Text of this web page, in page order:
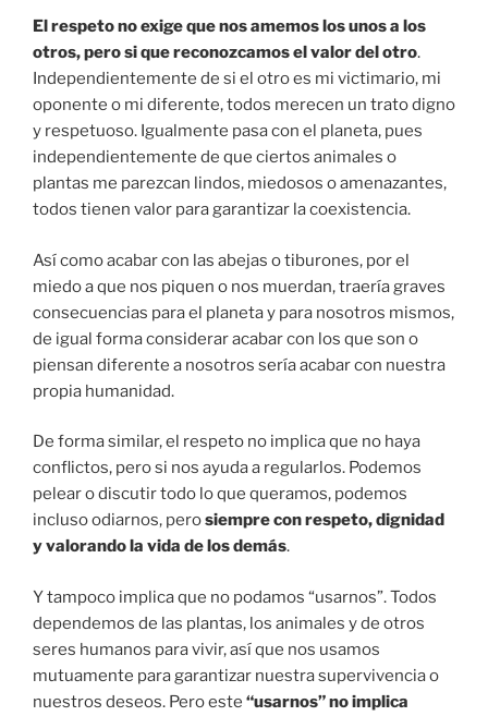
El respeto no exige que nos amemos los unos a los
otros, pero si que reconozcamos el valor del otro.
Independientemente de si el otro es mi victimario, mi
oponente o mi diferente, todos merecen un trato digno
y respetuoso. Igualmente pasa con el planeta, pues
independientemente de que ciertos animales o
plantas me parezcan lindos, miedosos o amenazantes,
todos tienen valor para garantizar la coexistencia.
Así como acabar con las abejas o tiburones, por el
miedo a que nos piquen o nos muerdan, traería graves
consecuencias para el planeta y para nosotros mismos,
de igual forma considerar acabar con los que son o
piensan diferente a nosotros sería acabar con nuestra
propia humanidad.
De forma similar, el respeto no implica que no haya
conflictos, pero si nos ayuda a regularlos. Podemos
pelear o discutir todo lo que queramos, podemos
incluso odiarnos, perosiempre con respeto, dignidad
y valorando la vida de los demás.
Y tampoco implica que no podamos “usarnos”. Todos
dependemos de las plantas, los animales y de otros
seres humanos para vivir, así que nos usamos
mutuamente para garantizar nuestra supervivencia o
nuestros deseos. Pero este “usarnos” no implica